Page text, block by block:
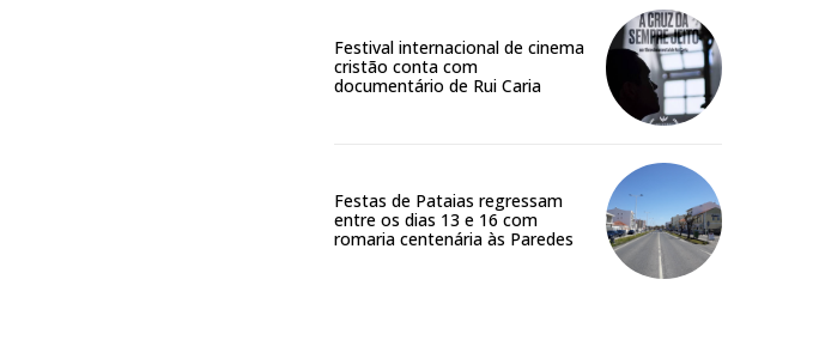
Acesso aos conteúdos Exclusivos paraFestival internacional de cinema
cristão conta com
documentário de Rui Caria
Festas de Pataias regressam
entre os dias 13 e 16 com
romaria centenária às Paredes